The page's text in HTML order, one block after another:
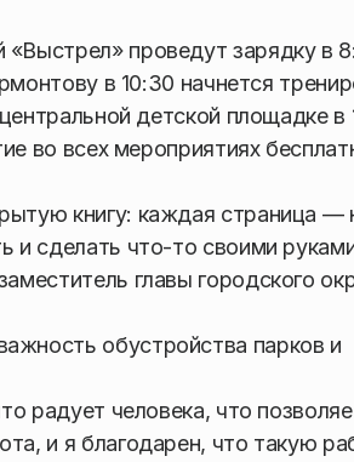
проведут зарядку в
в 10:30 начнется
детской площадке в
во всех мероприятиях
книгу: каждая страница —
и сделать что-то своими
главы городского
обустройства парков и
радует человека, что
и я благодарен, что такую